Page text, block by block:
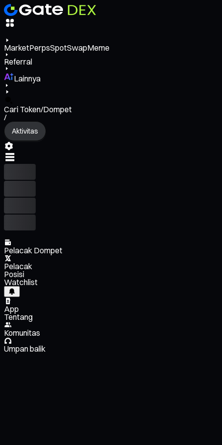
MarketPerpsSpotSwapMeme
Referral
Lainnya
Cari Token/Dompet
/
Aktivitas
Pelacak Dompet
Pelacak
Posisi
Watchlist
App
Tentang
Komunitas
Umpan balik